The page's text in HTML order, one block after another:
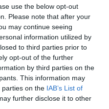
use the below opt-out
Please note that after your
may continue seeing
information utilized by
to third parties prior to
opt-out of the further
by third parties on the
This information may
parties on the IAB’s List of
further disclose it to other
ώρες έκανε αυτή τη
αφήσει τα μέλη της σε
τον ρωτούσαν για την
έτοιμη: «Με
δίκη για ανθρωποκτονία
του εισαγγελέα της
η θανατική ποινή